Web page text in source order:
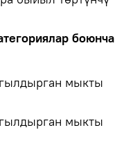
боюнча
мыкты
мыкты